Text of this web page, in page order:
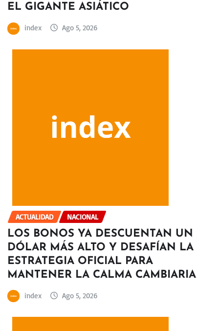
EL GIGANTE ASIÁTICO
index Ago 5, 2026
ACTUALIDAD NACIONAL
LOS BONOS YA DESCUENTAN UN
DÓLAR MÁS ALTO Y DESAFÍAN LA
ESTRATEGIA OFICIAL PARA
MANTENER LA CALMA CAMBIARIA
index Ago 5, 2026